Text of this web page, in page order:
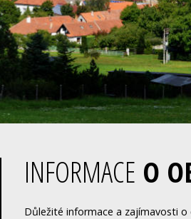
INFORMACE O
Důležité informace a zajímavosti o